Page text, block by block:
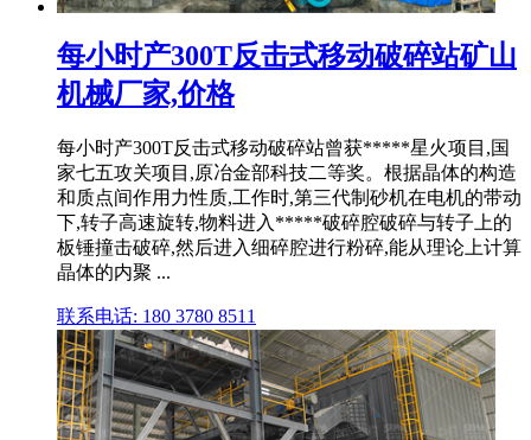
每小时产300T反击式移动破碎站矿山
机械厂家,价格
每小时产300T反击式移动破碎站曾获*****星火项目,国
家七五攻关项目,原冶金部科技二等奖。根据晶体的构造
和质点间作用力性质,工作时,第三代制砂机在电机的带动
下,转子高速旋转,物料进入*****破碎腔破碎与转子上的
板锤撞击破碎,然后进入细碎腔进行粉碎,能从理论上计算
晶体的内聚 ...
联系电话: 180 3780 8511